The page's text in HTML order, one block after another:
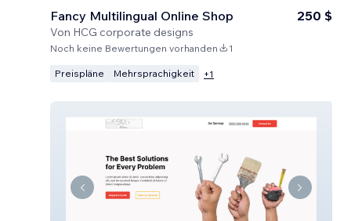
Fancy Multilingual Online Shop
Von HCG corporate designs
250 $
Noch keine Bewertungen vorhanden 1
Preispläne Mehrsprachigkeit +1